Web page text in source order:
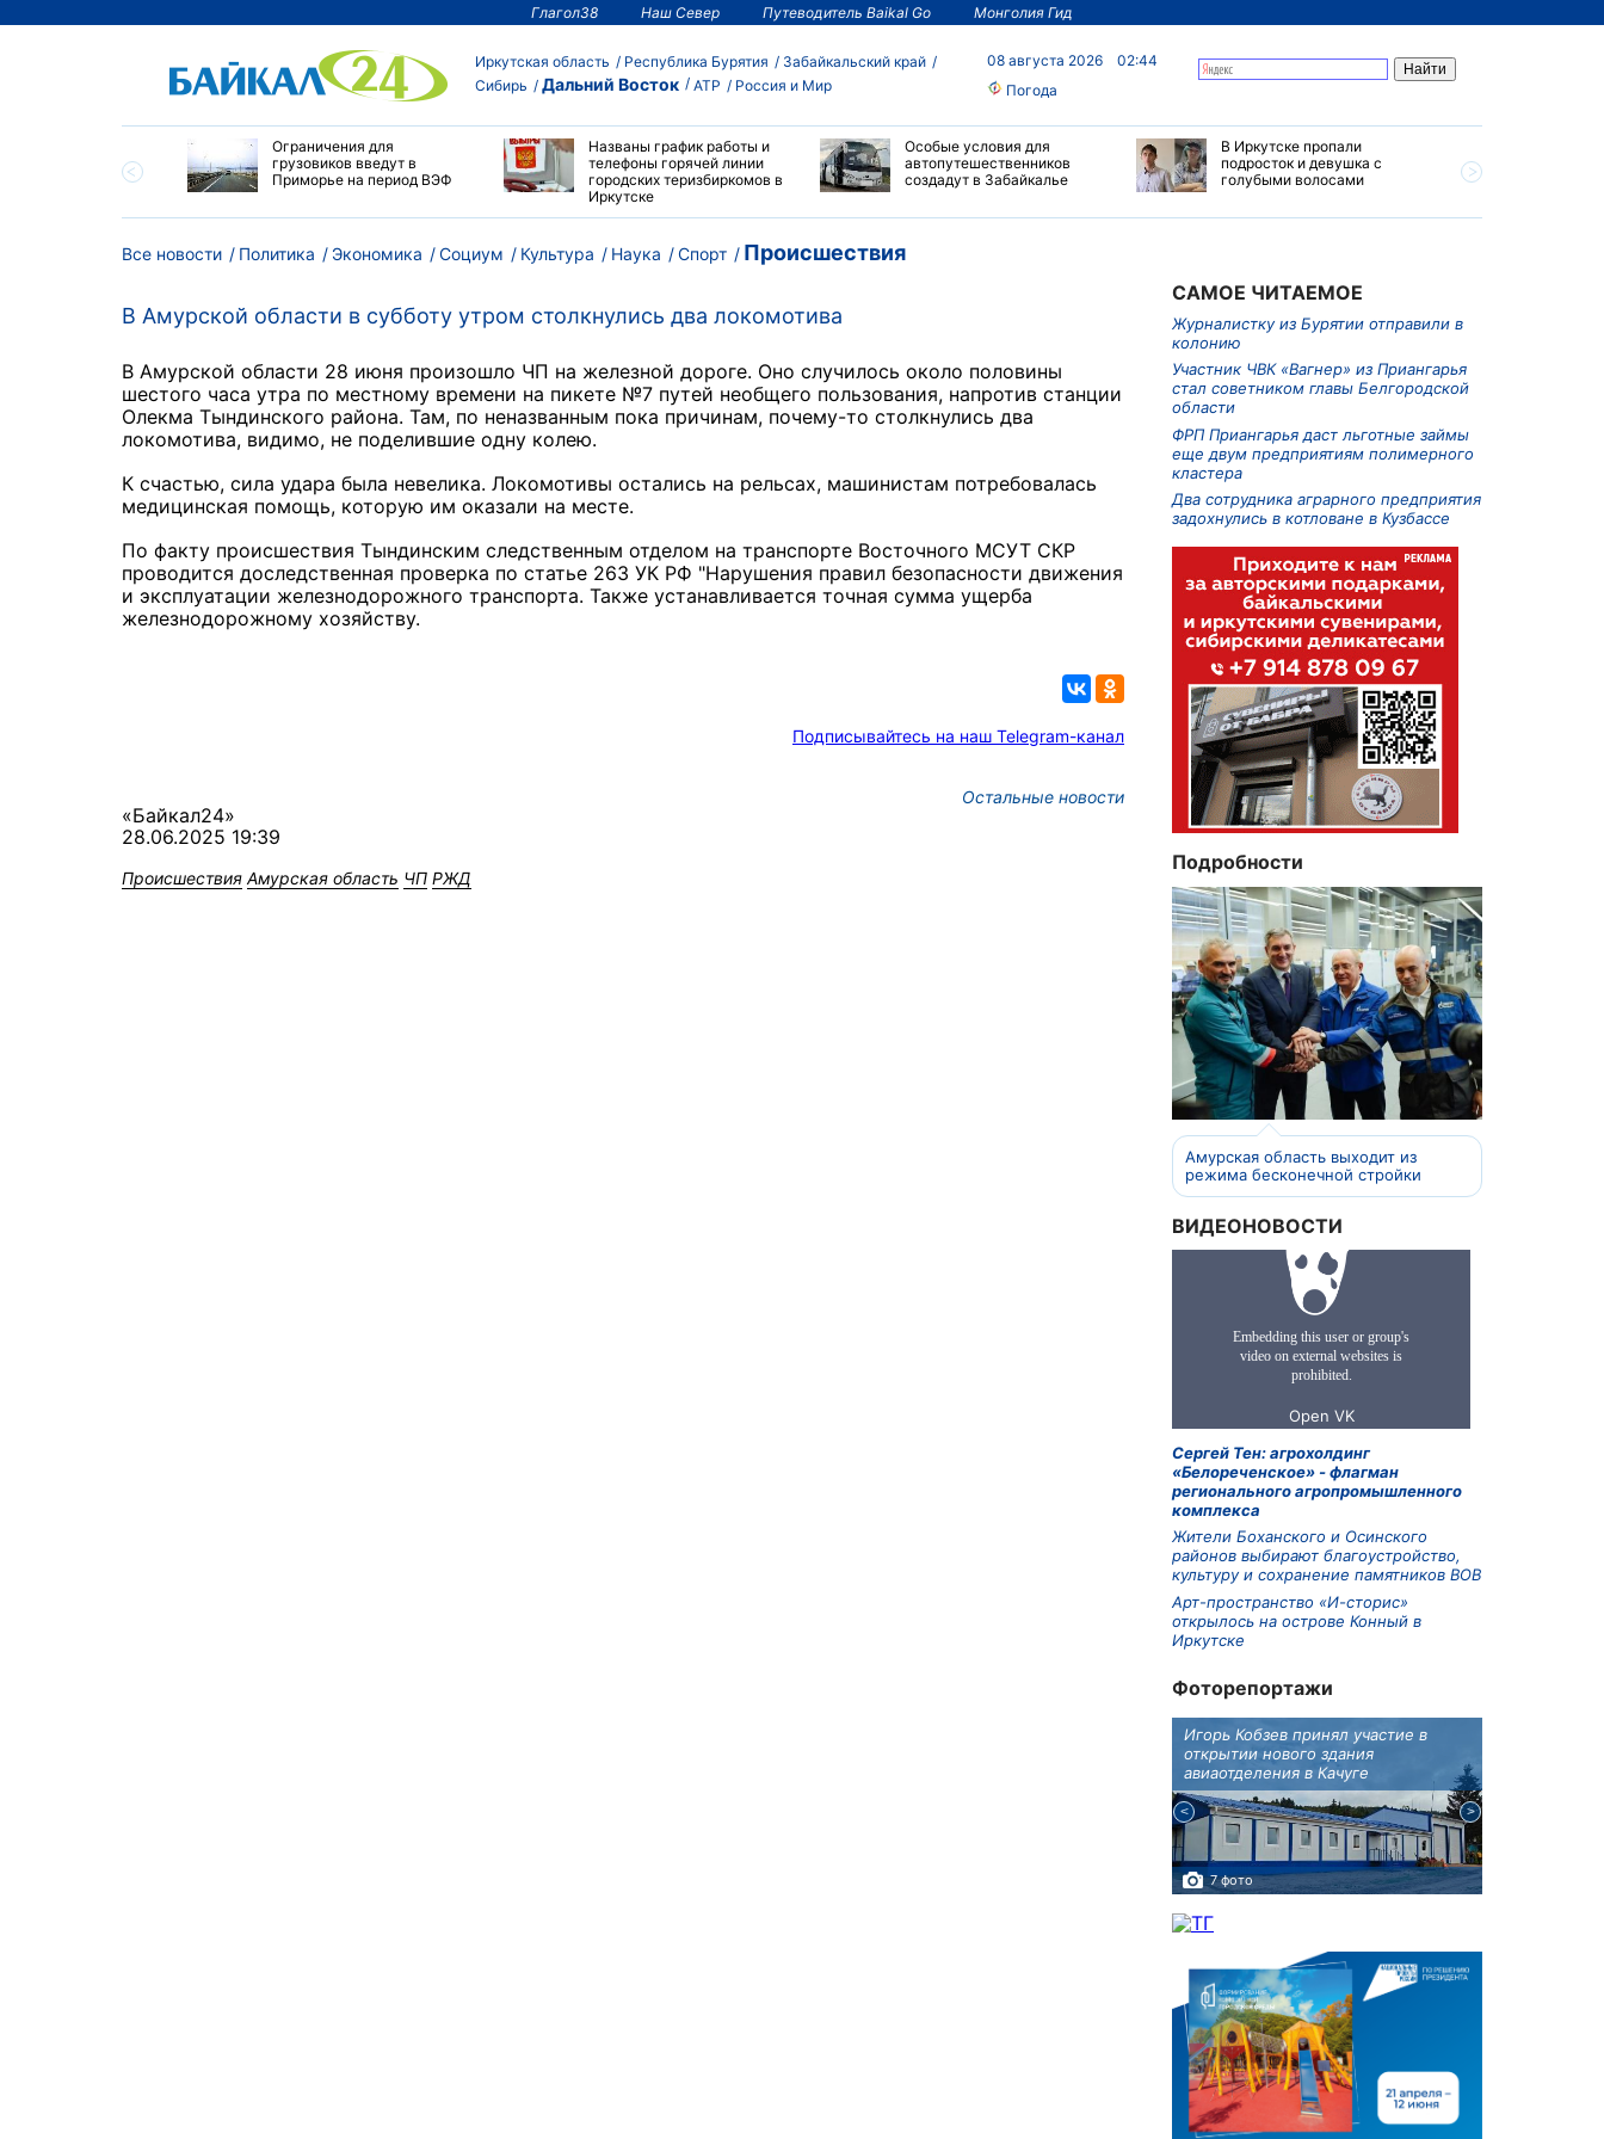
Глагол38 Наш Север Путеводитель Baikal Go Монголия Гид
Иркутская область Республика Бурятия
Забайкальский край
Сибирь
Дальний Восток АТР Россия и Мир
08 августа 2026
02:44
Погода
по управлению
Ограничения для
грузовиков введут в
Приморье на период ВЭФ
Названы график работы и
телефоны горячей линии
городских теризбиркомов в
Иркутске
Особые условия для
автопутешественников
создадут в Забайкалье
В Иркутске пропали
подросток и девушка с
голубыми волосами
Все новости Политика Экономика Социум Культура Наука Спорт Происшествия
В Амурской области в субботу утром столкнулись два локомотива
В Амурской области 28 июня произошло ЧП на железной дороге. Оно случилось около половины
шестого часа утра по местному времени на пикете №7 путей необщего пользования, напротив станции
Олекма Тындинского района. Там, по неназванным пока причинам, почему-то столкнулись два
локомотива, видимо, не поделившие одну колею.
К счастью, сила удара была невелика. Локомотивы остались на рельсах, машинистам потребовалась
медицинская помощь, которую им оказали на месте.
По факту происшествия Тындинским следственным отделом на транспорте Восточного МСУТ СКР
проводится доследственная проверка по статье 263 УК РФ "Нарушения правил безопасности движения
и эксплуатации железнодорожного транспорта. Также устанавливается точная сумма ущерба
железнодорожному хозяйству.
Подписывайтесь на наш Telegram-канал
Остальные новости
«Байкал24»
28.06.2025 19:39
Происшествия Амурская область ЧП РЖД
САМОЕ ЧИТАЕМОЕ
Журналистку из Бурятии отправили в
колонию
Участник ЧВК «Вагнер» из Приангарья
стал советником главы Белгородской
области
ФРП Приангарья даст льготные займы
еще двум предприятиям полимерного
кластера
Два сотрудника аграрного предприятия
задохнулись в котловане в Кузбассе
Подробности
Амурская область выходит из
режима бесконечной стройки
ВИДЕОНОВОСТИ
Сергей Тен: агрохолдинг
«Белореченское» - флагман
регионального агропромышленного
комплекса
Жители Боханского и Осинского
районов выбирают благоустройство,
культуру и сохранение памятников ВОВ
Арт-пространство «И-сторис»
открылось на острове Конный в
Иркутске
Фоторепортажи
Игорь Кобзев принял участие в
открытии нового здания
авиаотделения в Качуге
7 фото